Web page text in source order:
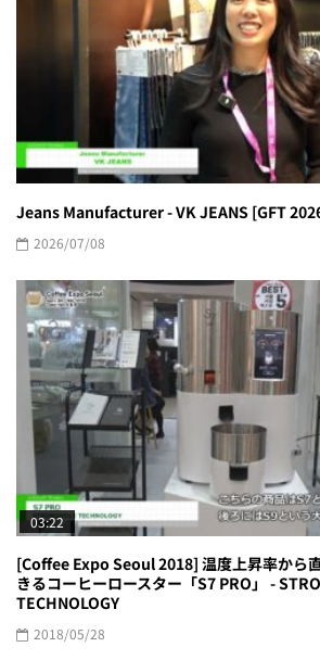
Jeans Manufacturer - VK JEANS [GFT
2026/07/08
03:22
[Coffee Expo Seoul 2018] 温度上昇率から
きるコーヒーロースター「S7 PRO」 -
TECHNOLOGY
2018/05/28